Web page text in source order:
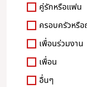
คู่รักหรือแฟน
ครอบครัวหรื
เพื่อนร่วมงาน
เพื่อน
อื่นๆ